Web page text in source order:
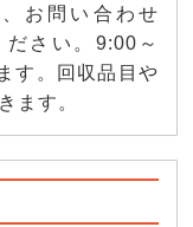
、お問い合わせ
さい。9:00～
す。回収品目や
ます。